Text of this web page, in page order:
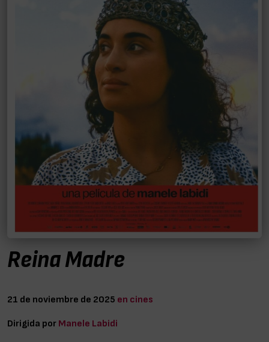
Reina Madre
21 de noviembre de 2025 en cines
Dirigida por Manele Labidi